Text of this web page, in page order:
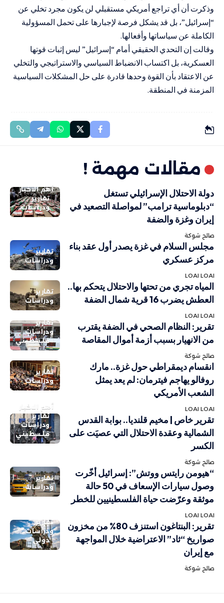
وذكرت أن أي تراجع أمريكي مستقبلي لن يكون مجرد تخلي عن
“إسرائيل”، بل قد يشكل فرصة لإجبارها على تحمل المسؤولية
الكاملة عن سياساتها وأفعالها.
وقالت إن التحدي الحقيقي أمام “إسرائيل” ليس إثبات قوتها
العسكرية، بل اكتساب الانضباط السياسي والاستراتيجي والتخلي
عن الاعتقاد بأن القوة وحدها قادرة على حل المشكلات السياسية
المزمنة في المنطقة.
مقالات مهمة !
أهم الاخبار
تقارير
ودراسات
دولة الاحتلال الإسرائيلي تستغل
“دبلوماسية ترامب” لمواصلة التصعيد في
إيران وغزة والضفة
صالح شوكة
تقارير
ودراسات
مجلس السلام في غزة يصدر أول عقد بناء
مركز عسكري
LOAI LOAI
تقارير
ودراسات
المياه تجري من تحتها والاحتلال يتحكم بها..
العطش يضرب 16 قرية شمال الضفة
LOAI LOAI
تقارير
ودراسات
فلسطيني
تقرير: النظام الصحي في الضفة يقترب
من الانهيار بسبب أزمة أموال المقاصة
صالح شوكة
تقارير
ودراسات
انقسام ديمقراطي حول غزة.. مارك
روفالو يهاجم فيترمان: لم يعد يمثل
الشعب الأمريكي
LOAI LOAI
أهم الاخبار
تقارير
ودراسات
فلسطيني
تقرير خاص | مخيم قلنديا.. بوابة القدس
الشمالية وعقدة الاحتلال التي عصيَت على
الكسر
صالح شوكة
تقارير
ودراسات
“هيومن رايتس ووتش”: إسرائيل أخّرت
وصول سيارات الإسعاف في 50 حالة
موثقة وعرّضت حياة الفلسطينيين للخطر
LOAI LOAI
تقارير
ودراسات
دولي
تقرير: البنتاغون استنزف 80% من مخزون
صواريخ “ثاد” الاعتراضية خلال المواجهة
مع إيران
صالح شوكة